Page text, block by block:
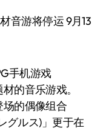
手机游戏
材的音乐游戏。
场的偶像组合
グルス)」更于在